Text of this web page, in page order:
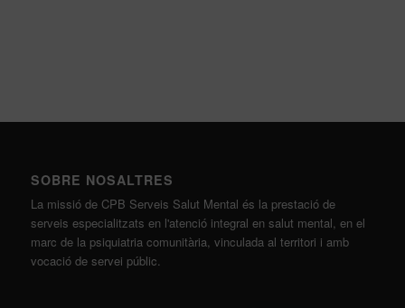
SOBRE NOSALTRES
La missió de CPB Serveis Salut Mental és la prestació de
serveis especialitzats en l'atenció integral en salut mental, en el
marc de la psiquiatria comunitària, vinculada al territori i amb
vocació de servei públic.